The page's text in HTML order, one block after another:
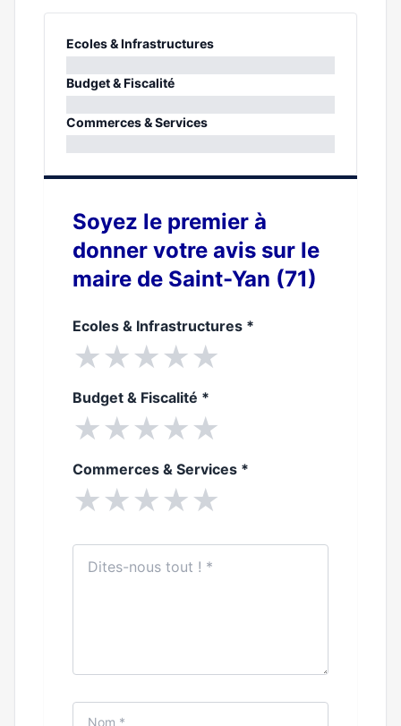
Ecoles & Infrastructures
0%
Budget & Fiscalité
0%
Commerces & Services
Soyez le premier à
donner votre avis sur le
maire de Saint-Yan (71)
Ecoles & Infrastructures *
★★★★★
Budget & Fiscalité *
★★★★★
Commerces & Services *
★★★★★